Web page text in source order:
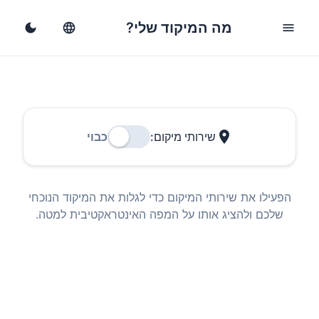
menu מה המיקוד שלי? language
dark_mode
location_on שירותי מיקום: כבוי
הפעילו את שירותי המיקום כדי לגלות את המיקוד הנוכחי
שלכם ולהציג אותו על המפה האינטראקטיבית למטה.